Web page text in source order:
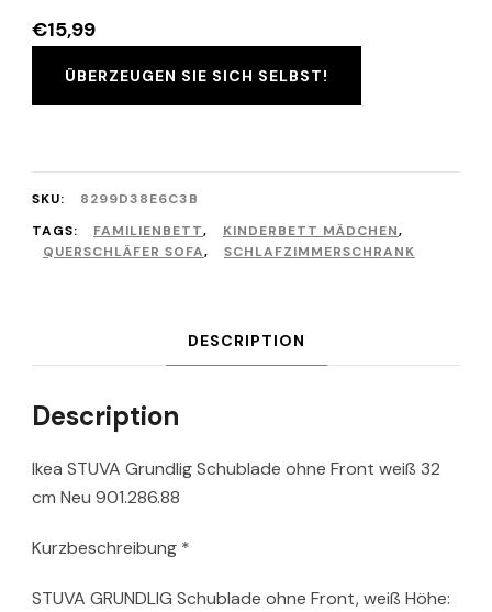
€15,99
ÜBERZEUGEN SIE SICH SELBST!
SKU:
8299D38E6C3B
TAGS:
FAMILIENBETT, KINDERBETT MÄDCHEN,
QUERSCHLÄFER SOFA, SCHLAFZIMMERSCHRANK
DESCRIPTION
Description
Ikea STUVA Grundlig Schublade ohne Front weiß 32
cm Neu 901.286.88
Kurzbeschreibung *
STUVA GRUNDLIG Schublade ohne Front, weiß Höhe: